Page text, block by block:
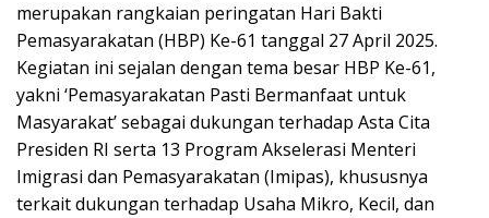
merupakan rangkaian peringatan Hari Bakti
Pemasyarakatan (HBP) Ke-61 tanggal 27 April 2025.
Kegiatan ini sejalan dengan tema besar HBP Ke-61,
yakni ‘Pemasyarakatan Pasti Bermanfaat untuk
Masyarakat’ sebagai dukungan terhadap Asta Cita
Presiden RI serta 13 Program Akselerasi Menteri
Imigrasi dan Pemasyarakatan (Imipas), khususnya
terkait dukungan terhadap Usaha Mikro, Kecil, dan